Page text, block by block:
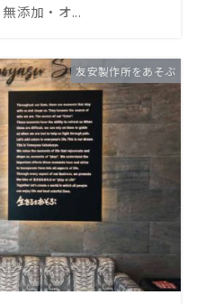
添加・オ...
友安製作所をあそぶ